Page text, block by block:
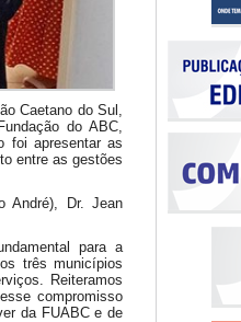
Caetano do Sul,
do ABC,
foi apresentar as
entre as gestões
André), Dr. Jean
para a
três municípios
Reiteramos
compromisso
da FUABC e de